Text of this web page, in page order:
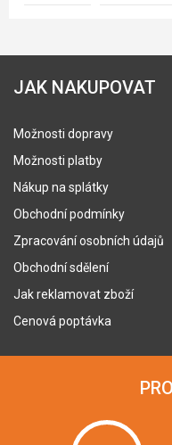
JAK NAKUPOVAT
Možnosti dopravy
Možnosti platby
Nákup na splátky
Obchodní podmínky
Zpracování osobních údajů
Obchodní sdělení
Jak reklamovat zboží
Cenová poptávka